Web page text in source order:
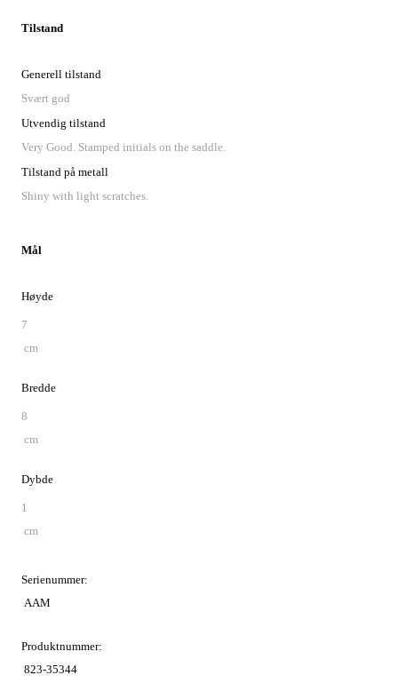
Tilstand
Generell tilstand
Svært god
Utvendig tilstand
Very Good. Stamped initials on the saddle.
Tilstand på metall
Shiny with light scratches.
Mål
Høyde
7
cm
Bredde
8
cm
Dybde
1
cm
Serienummer:
AAM
Produktnummer:
823-35344